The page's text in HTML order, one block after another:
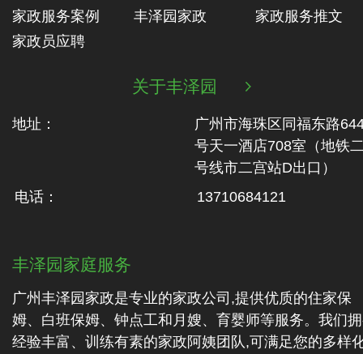
家政服务案例
丰泽园家政
家政服务推文
家政员应聘
关于丰泽园 
地址：
广州市海珠区同福东路
号天一酒店708室（地铁‬
号线市二‬宫站D出口）
电话：
13710684121
丰泽园家庭服务
广州丰泽园家政是专业的家政公司,提供优质的住家保
姆、白班保姆、钟点工和月嫂、育婴师等服务。我们
经验丰富、训练有素的家政阿姨团队,可满足您的多样